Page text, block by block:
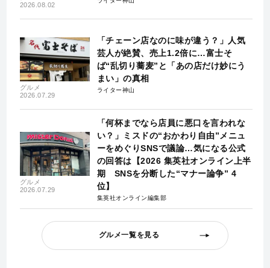
2026.08.02
グルメ
2026.07.29
「チェーン店なのに味が違う？」人気
芸人が絶賛、売上1.2倍に…富士そ
ば“乱切り蕎麦”と「あの店だけ妙にう
まい」の真相
ライター神山
グルメ
2026.07.29
「何杯までなら店員に悪口を言われな
い？」ミスドの“おかわり自由”メニュ
ーをめぐりSNSで議論…気になる公式
の回答は【2026 集英社オンライン上半
期 SNSを分断した“マナー論争” 4
位】
集英社オンライン編集部
グルメ一覧を見る